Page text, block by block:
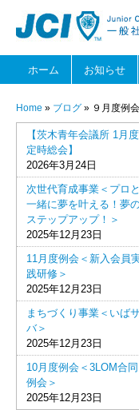
ホーム お知らせ
Home » ブログ » ９月度例
【茨木青年会議所 1月度
定時総会】
2026年3月24日
次世代育成事業＜プロと
一緒に夢を叶える！夢
ステップアップ！＞
2025年12月23日
11月度例会＜新入会員
践研修＞
2025年12月23日
まちづくり事業＜いば
バ＞
2025年12月23日
10月度例会＜3LOM合同
例会＞
2025年12月23日